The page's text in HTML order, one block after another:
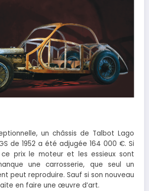
un châssis de Talbot Lago
de 1952 a été adjugée 164 000 €. Si
prix le moteur et les essieux sont
une carrosserie, que seul un
peut reproduire. Sauf si son nouveau
en faire une œuvre d’art.